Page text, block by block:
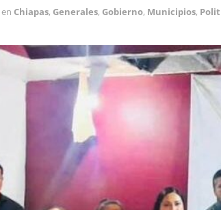
en Chiapas, Generales, Gobierno, Municipios,